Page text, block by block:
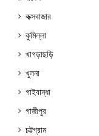
কক্সবাজার
কুমিল্লা
খাগড়াছড়ি
খুলনা
গাইবান্ধা
গাজীপুর
চট্টগ্রাম